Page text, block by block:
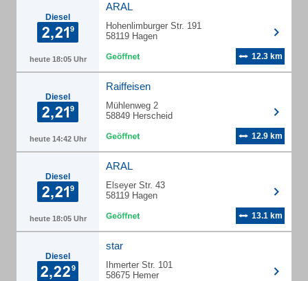
Diesel
heute 18:05 Uhr
ARAL
Hohenlimburger Str. 191
58119 Hagen
12.3 km
Diesel
heute 14:42 Uhr
Raiffeisen
Mühlenweg 2
58849 Herscheid
12.9 km
Diesel
heute 18:05 Uhr
ARAL
Elseyer Str. 43
58119 Hagen
13.1 km
Diesel
star
Ihmerter Str. 101
58675 Hemer